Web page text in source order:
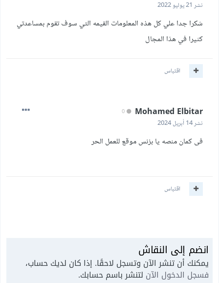
نشر 21 يوليو 2022
شكرا جدا علي كل هذه المعلومات القيمه التي سوف تقوم بمساعدتي
كثيرا في هذا المجال
اقتباس
Mohamed Elbitar
نشر14 أبريل 2024
فى كمان منصه يا بزنسموقع للعمل الحر
اقتباس
انضم إلى النقاش
يمكنك أن تنشر الآن وتسجل لاحقًا. إذا كان لديك حساب،
فسجل الدخول الآن لتنشر باسم حسابك.